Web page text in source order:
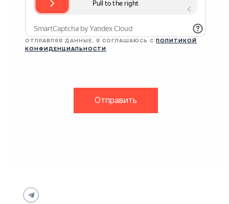
ОТПРАВЛЯЯ ДАННЫЕ, Я СОГЛАШАЮСЬ С ПОЛИТИКОЙ
КОНФИДЕНЦИАЛЬНОСТИ
Отправить